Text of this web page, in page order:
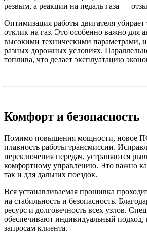
резвым, а реакции на педаль газа —
Оптимизация работы двигателя
отклик на газ. Это особенно важно для
высокими техническими параметрами,
разных дорожных условиях.
топлива, что делает эксплуатацию
Комфорт и безопасность
Помимо повышения мощности, новое
плавность работы трансмиссии.
переключения передач, устраняются
комфортному управлению. Это важно
так и для дальних поездок.
Вся устанавливаемая прошивка
на стабильность и безопасность.
ресурс и долговечность всех узлов.
обеспечивают индивидуальный подход,
запросам клиента.